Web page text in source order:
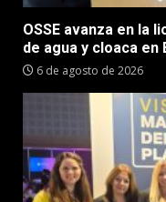
OSSE avanza en la
de agua y cloaca en
6 de agosto de 2026